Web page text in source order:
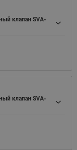
клапан SVA-
клапан SVA-